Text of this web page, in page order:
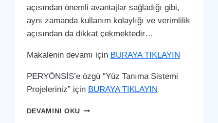
açısından önemli avantajlar sağladığı gibi,
aynı zamanda kullanım kolaylığı ve verimlilik
açısından da dikkat çekmektedir…
Makalenin devamı için BURAYA TIKLAYIN
PERYÖNSİS’e özgü “Yüz Tanıma Sistemi
Projeleriniz” için BURAYA TIKLAYIN
DEVAMINI OKUKINIK